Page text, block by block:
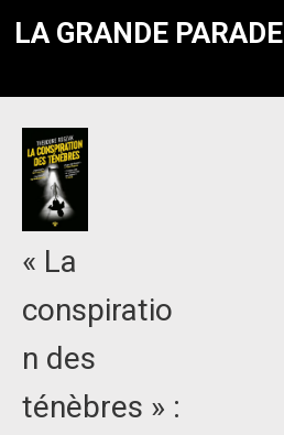
LA GRANDE PARADE
« La
conspiratio
n des
ténèbres » :